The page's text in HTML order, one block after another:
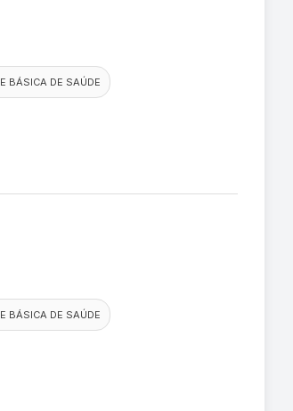
BÁSICA DE SAÚDE
BÁSICA DE SAÚDE